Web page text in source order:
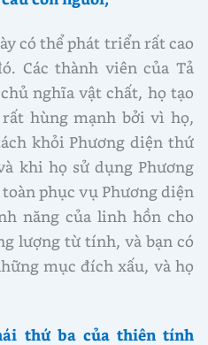
có thể phát triển rất cao
Các thành viên của Tả
nghĩa vật chất, họ tạo
hùng mạnh bởi vì họ,
khỏi Phương diện thứ
khi họ sử dụng Phương
phục vụ Phương diện
năng của linh hồn cho
lượng từ tính, và bạn có
mục đích xấu, và họ
thứ ba của thiên tính